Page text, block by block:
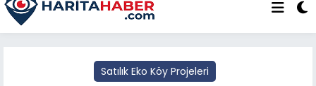
Satılık Eko Köy Projeleri